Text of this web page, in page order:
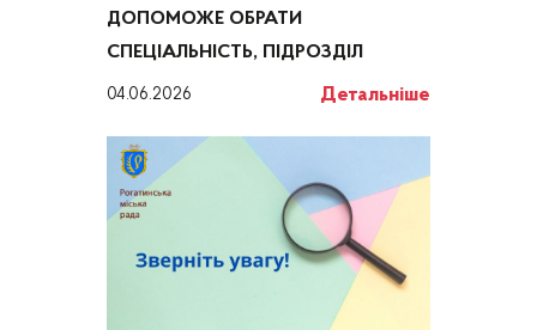
ДОПОМОЖЕ ОБРАТИ
СПЕЦІАЛЬНІСТЬ, ПІДРОЗДІЛ
04.06.2026 Детальніше